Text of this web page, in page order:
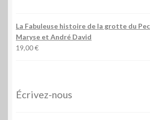
La Fabuleuse histoire de la grotte du
Maryse et André David
19,00€
Écrivez-nous